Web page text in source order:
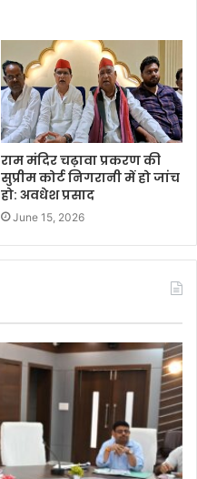
राम मंदिर चढ़ावा प्रकरण की
सुप्रीम कोर्ट निगरानी में हो जांच
हो: अवधेश प्रसाद
June 15, 2026